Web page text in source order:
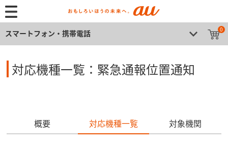
スマートフォン・携帯電話 0
対応機種一覧：緊急通報位置通知
概要 対応機種一覧 対象機関